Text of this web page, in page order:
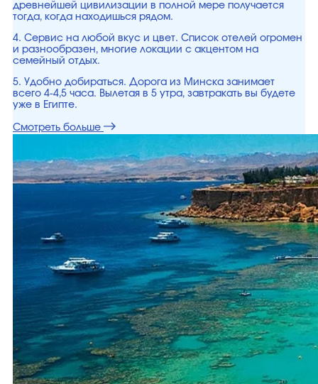
древнейшей цивилизации в полной мере получается
тогда, когда находишься рядом.
4. Сервис на любой вкус и цвет. Список отелей огромен
и разнообразен, многие локации с акцентом на
семейный отдых.
5. Удобно добираться. Дорога из Минска занимает
всего 4-4,5 часа. Вылетая в 5 утра, завтракать вы будете
уже в Египте.
Смотреть больше